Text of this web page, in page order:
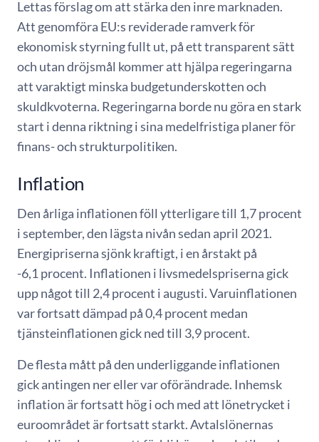
Lettas förslag om att stärka den inre marknaden.
Att genomföra EU:s reviderade ramverk för
ekonomisk styrning fullt ut, på ett transparent sätt
och utan dröjsmål kommer att hjälpa regeringarna
att varaktigt minska budgetunderskotten och
skuldkvoterna. Regeringarna borde nu göra en stark
start i denna riktning i sina medelfristiga planer för
finans- och strukturpolitiken.
Inflation
Den årliga inflationen föll ytterligare till 1,7 procent
i september, den lägsta nivån sedan april 2021.
Energipriserna sjönk kraftigt, i en årstakt på
-6,1 procent. Inflationen i livsmedelspriserna gick
upp något till 2,4 procent i augusti. Varuinflationen
var fortsatt dämpad på 0,4 procent medan
tjänsteinflationen gick ned till 3,9 procent.
De flesta mått på den underliggande inflationen
gick antingen ner eller var oförändrade. Inhemsk
inflation är fortsatt hög i och med att lönetrycket i
euroområdet är fortsatt starkt. Avtalslönernas